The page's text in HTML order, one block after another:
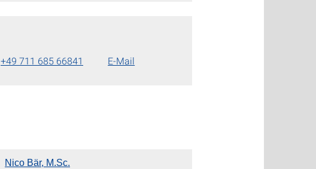
+49 711 685 66841 E-Mail
Nico Bär, M.Sc.